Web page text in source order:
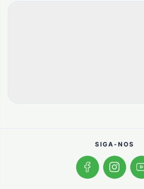
SIGA-NOS